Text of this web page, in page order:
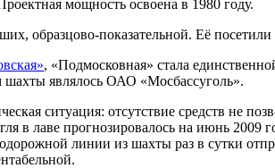
мощность освоена в 1980 году.
образцово-показательной. Её
, «Подмосковная» стала
шахты являлось ОАО «Мосбассуголь».
ситуация: отсутствие средств не
в лаве прогнозировалось на июнь 2009
линии из шахты раз в сутки